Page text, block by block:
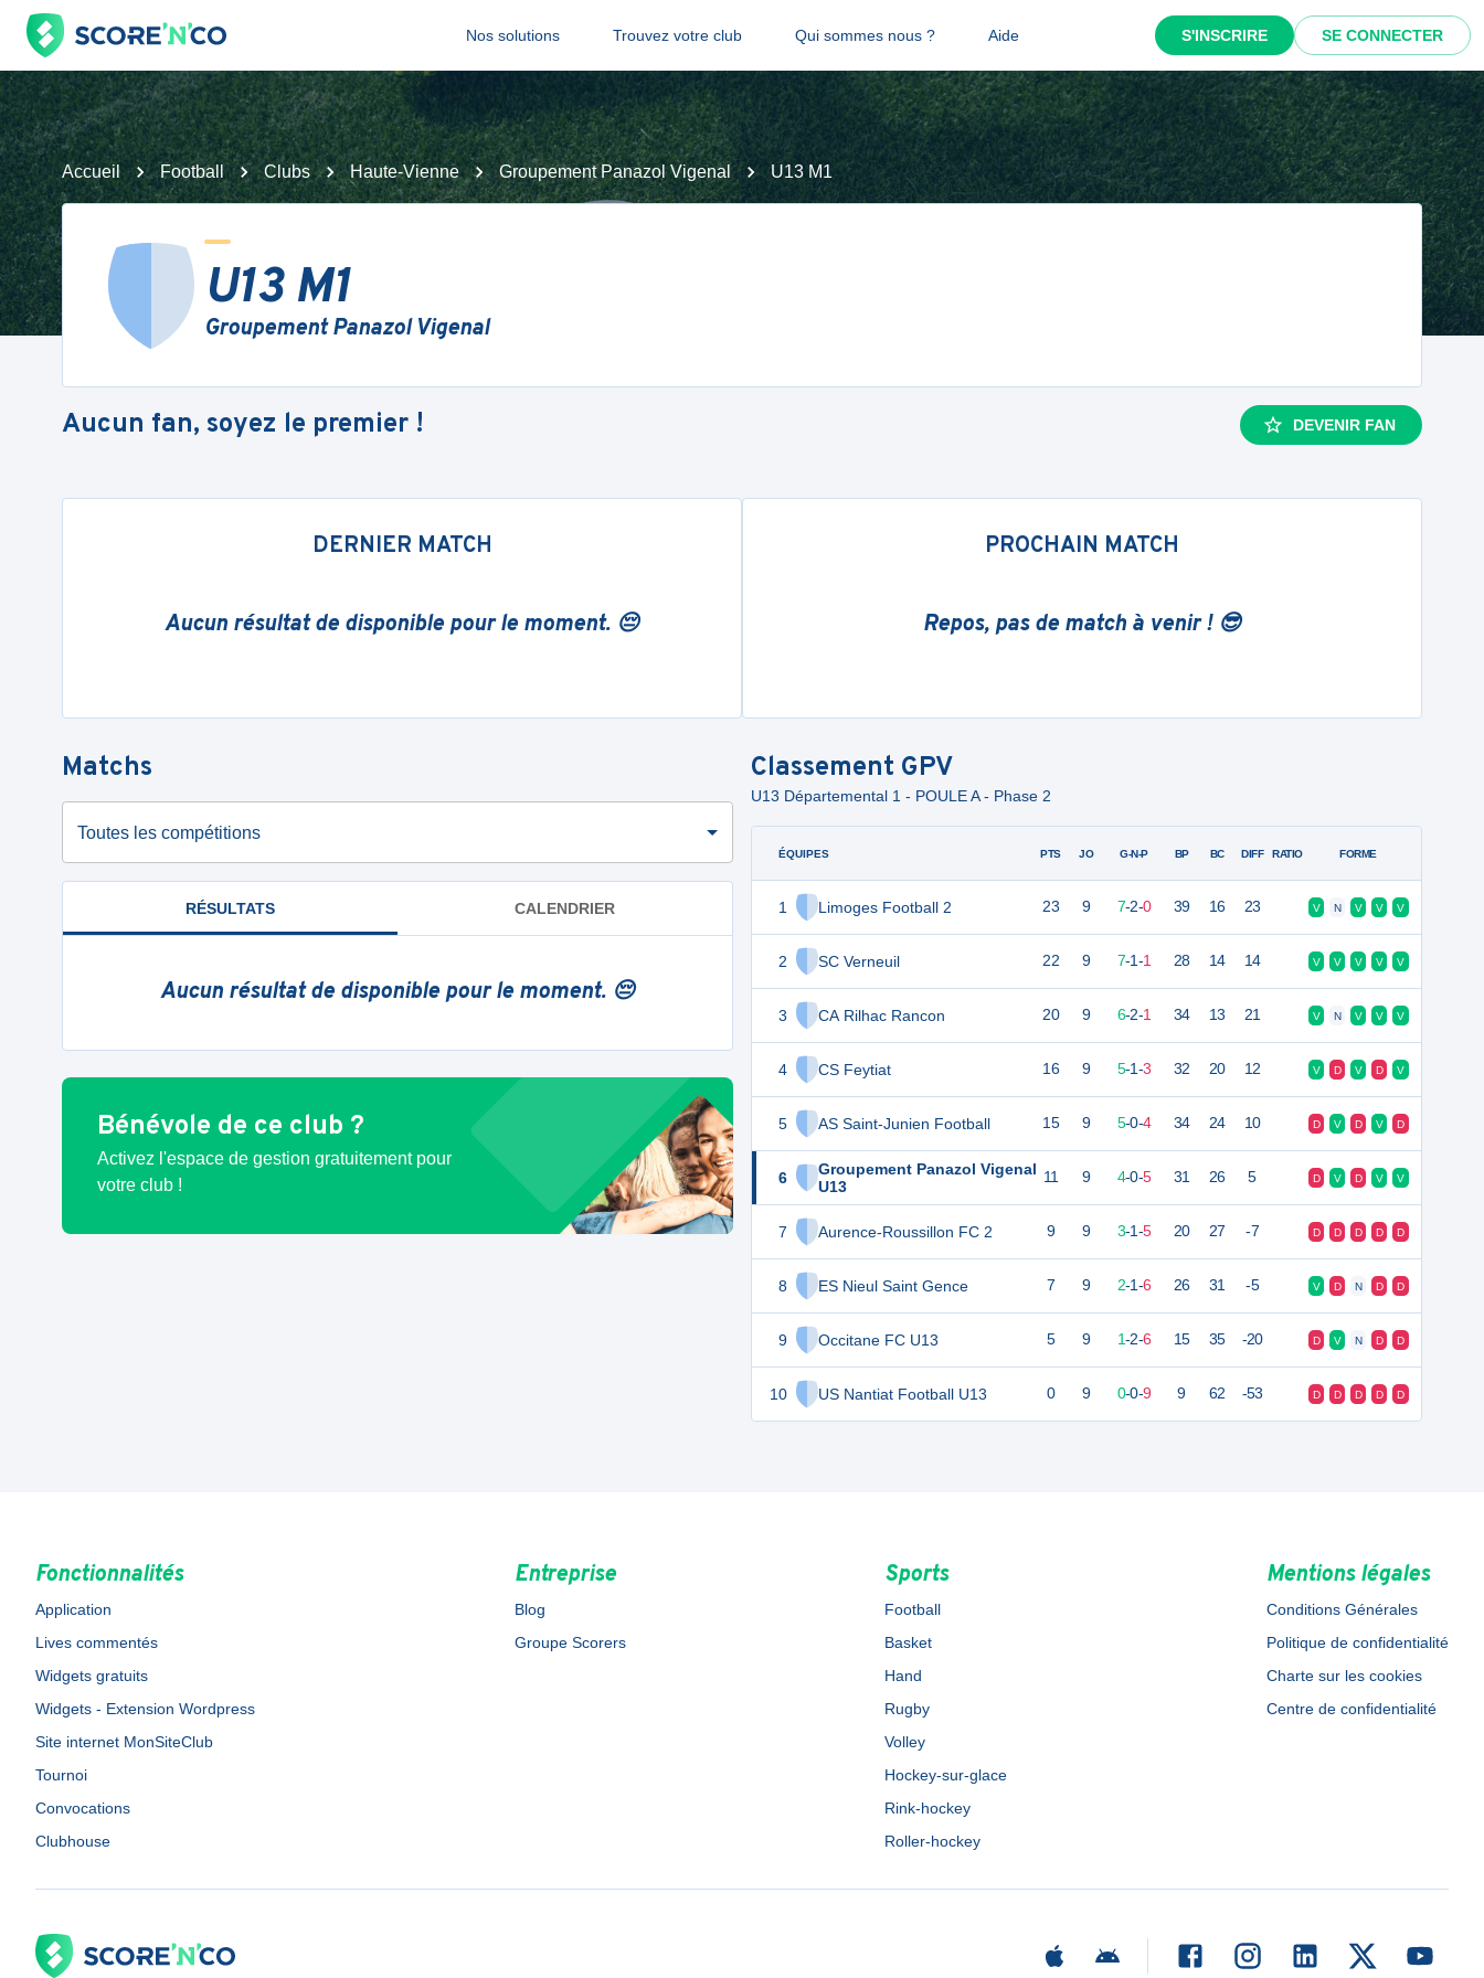
Nos solutions Trouvez votre club Qui sommes nous ? Aide S'INSCRIRE SE CONNECTER
Accueil Football Clubs Haute-Vienne Groupement Panazol Vigenal U13 M1
U13 M1
Groupement Panazol Vigenal
Aucun fan, soyez le premier ! DEVENIR FAN
DERNIER MATCH
Aucun résultat de disponible pour le moment. 😔
PROCHAIN MATCH
Repos, pas de match à venir ! 😎
Matchs
Toutes les compétitions
RÉSULTATS CALENDRIER
Aucun résultat de disponible pour le moment. 😔
Bénévole de ce club ?
Activez l'espace de gestion gratuitement pour
votre club !
Classement GPV
U13 Départemental 1 - POULE A - Phase 2
ÉQUIPES
1 Limoges Football 2
2 SC Verneuil
3 CA Rilhac Rancon
4 CS Feytiat
5 AS Saint-Junien Football
6
Groupement Panazol Vigenal
U13
7 Aurence-Roussillon FC 2
8 ES Nieul Saint Gence
9 Occitane FC U13
10 US Nantiat Football U13
PTS JO G-N-P BP BC DIFF RATIO FORME
23 9 7-2-0 39 16 23 V N V V V
22 9 7-1-1 28 14 14 V V V V V
20 9 6-2-1 34 13 21 V N V V V
16 9 5-1-3 32 20 12 V D V D V
15 9 5-0-4 34 24 10 D V D V D
11 9 4-0-5 31 26 5 D V D V V
9 9 3-1-5 20 27 -7 D D D D D
7 9 2-1-6 26 31 -5 V D N D D
5 9 1-2-6 15 35 -20 D V N D D
0 9 0-0-9 9 62 -53 D D D D D
Fonctionnalités
Application
Lives commentés
Widgets gratuits
Widgets - Extension Wordpress
Site internet MonSiteClub
Tournoi
Convocations
Clubhouse
Entreprise
Blog
Groupe Scorers
Sports
Football
Basket
Hand
Rugby
Volley
Hockey-sur-glace
Rink-hockey
Roller-hockey
Mentions légales
Conditions Générales
Politique de confidentialité
Charte sur les cookies
Centre de confidentialité